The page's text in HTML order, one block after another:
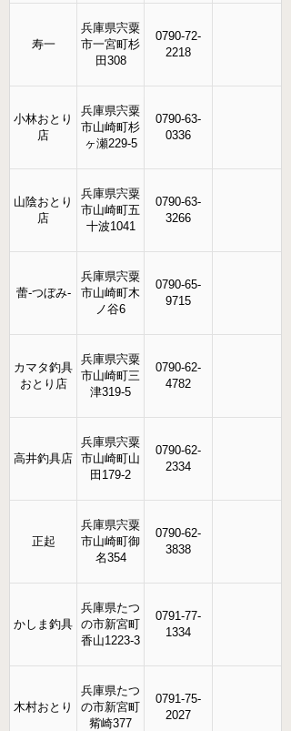
寿一
兵庫県宍粟
市一宮町杉
田308
0790-72-
2218
小林おとり
店
兵庫県宍粟
市山崎町杉
ヶ瀬229-5
0790-63-
0336
山陰おとり
店
兵庫県宍粟
市山崎町五
十波1041
0790-63-
3266
蕾-つぼみ-
兵庫県宍粟
市山崎町木
ノ谷6
0790-65-
9715
カマタ釣具
おとり店
兵庫県宍粟
市山崎町三
津319-5
0790-62-
4782
高井釣具店
兵庫県宍粟
市山崎町山
田179-2
0790-62-
2334
正起
兵庫県宍粟
市山崎町御
名354
0790-62-
3838
かしま釣具
兵庫県たつ
の市新宮町
香山1223-3
0791-77-
1334
木村おとり
兵庫県たつ
の市新宮町
觜崎377
0791-75-
2027